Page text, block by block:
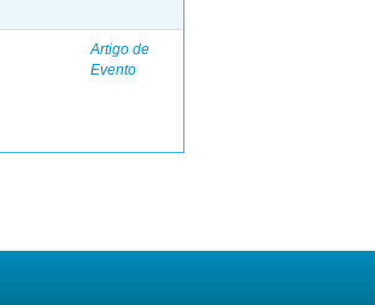
Artigo de
Evento